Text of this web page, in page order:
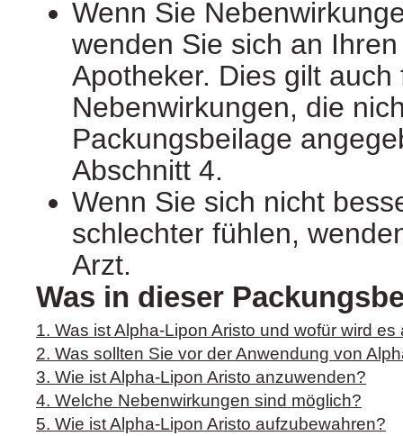
Wenn Sie
wenden Sie sich an
Apotheker. Dies gilt auch
Nebenwirkungen, die
Packungsbeilage
Abschnitt 4.
Wenn Sie sich nicht
schlechter fühlen,
Arzt.
Was in dieser
1. Was ist Alpha-Lipon Aristo und wofür wird
2. Was sollten Sie vor der Anwendung von
3. Wie ist Alpha-Lipon Aristo anzuwenden?
4. Welche Nebenwirkungen sind möglich?
5. Wie ist Alpha-Lipon Aristo aufzubewahren?